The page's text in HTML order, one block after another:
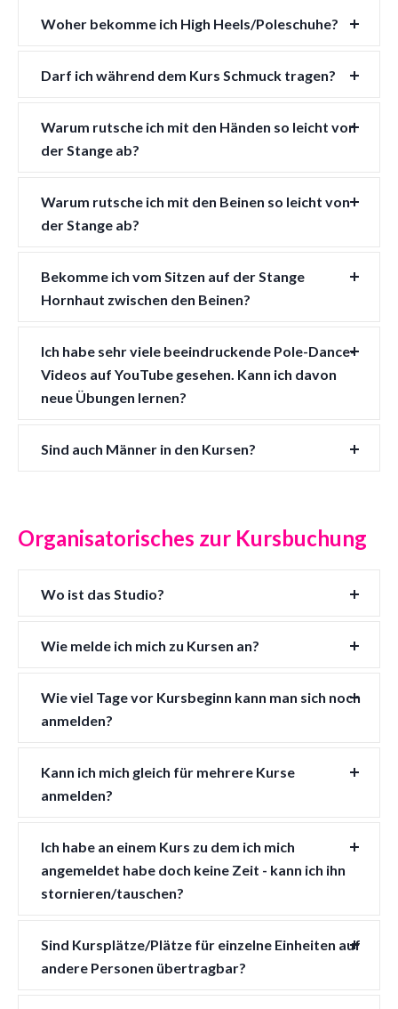
Woher bekomme ich High Heels/Poleschuhe?
Darf ich während dem Kurs Schmuck tragen?
Warum rutsche ich mit den Händen so leicht von
der Stange ab?
Warum rutsche ich mit den Beinen so leicht von
der Stange ab?
Bekomme ich vom Sitzen auf der Stange
Hornhaut zwischen den Beinen?
Ich habe sehr viele beeindruckende Pole-Dance-
Videos auf YouTube gesehen. Kann ich davon
neue Übungen lernen?
Sind auch Männer in den Kursen?
Organisatorisches zur Kursbuchung
Wo ist das Studio?
Wie melde ich mich zu Kursen an?
Wie viel Tage vor Kursbeginn kann man sich noch
anmelden?
Kann ich mich gleich für mehrere Kurse
anmelden?
Ich habe an einem Kurs zu dem ich mich
angemeldet habe doch keine Zeit - kann ich ihn
stornieren/tauschen?
Sind Kursplätze/Plätze für einzelne Einheiten auf
andere Personen übertragbar?